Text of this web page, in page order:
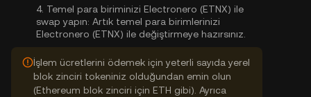
4. Temel para biriminizi Electronero (ETNX) ile
swap yapın: Artık temel para birimlerinizi
Electronero (ETNX) ile değiştirmeye hazırsınız.
İşlem ücretlerini ödemek için yeterli sayıda yerel
blok zinciri tokeniniz olduğundan emin olun
(Ethereum blok zinciri için ETH gibi). Ayrıca